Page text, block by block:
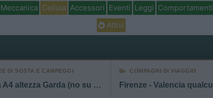
Meccanica Cellula Accessori Eventi Leggi Comportamenti
Attivi
DI SOSTA E CAMPEGGI
Sosta A4 altezza Garda (no su lago)
COMPAGNI DI VIAGGIO